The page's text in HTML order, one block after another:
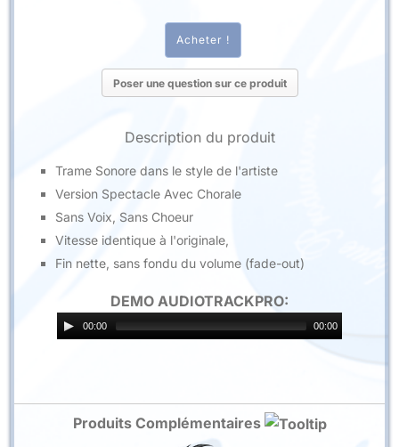
Poser une question sur ce produit
Description du produit
Trame Sonore dans le style de l'artiste
Version Spectacle Avec Chorale
Sans Voix, Sans Choeur
Vitesse identique à l'originale,
Fin nette, sans fondu du volume (fade-out)
DEMO AUDIOTRACKPRO:
00:00 00:00
Produits Complémentaires